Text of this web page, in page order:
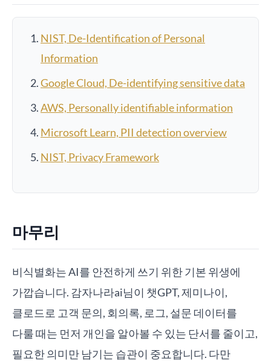
NIST, De-Identification of Personal
Information
Google Cloud, De-identifying sensitive data
AWS, Personally identifiable information
Microsoft Learn, PII detection overview
NIST, Privacy Framework
마무리
비식별화는 AI를 안전하게 쓰기 위한 기본 위생에
가깝습니다. 감자나라ai님이 챗GPT, 제미나이,
클로드로 고객 문의, 회의록, 로그, 설문 데이터를
다룰 때는 먼저 개인을 알아볼 수 있는 단서를 줄이고,
필요한 의미만 남기는 습관이 중요합니다. 다만